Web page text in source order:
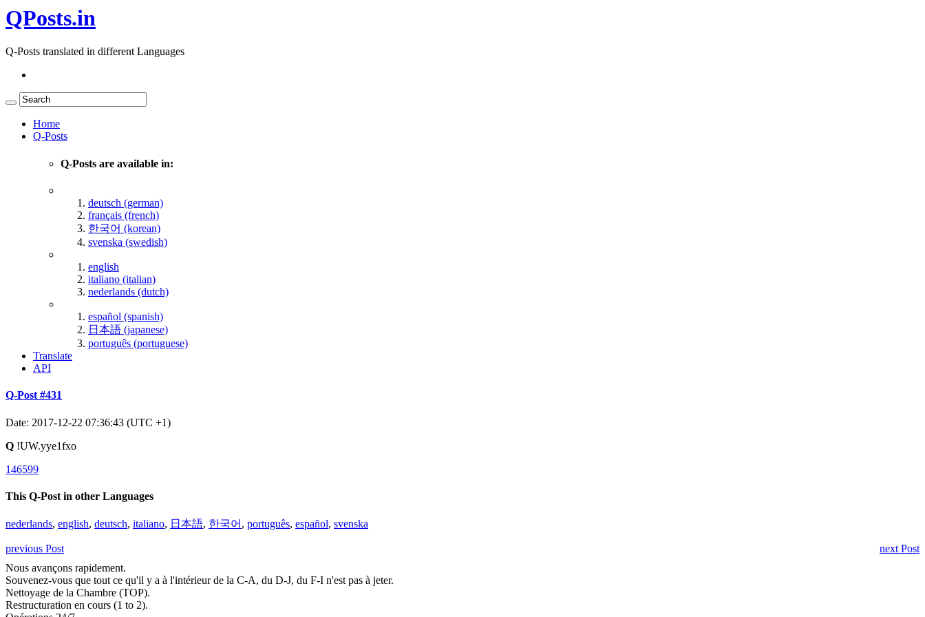
QPosts.in
Q-Posts translated in different Languages
Home
Q-Posts
Q-Posts are available in:
deutsch (german)
français (french)
한국어 (korean)
svenska (swedish)
english
italiano (italian)
nederlands (dutch)
español (spanish)
日本語 (japanese)
português (portuguese)
Translate
API
Q-Post #431
Date: 2017-12-22 07:36:43 (UTC +1)
Q !UW.yye1fxo
146599
This Q-Post in other Languages
nederlands, english, deutsch, italiano, 日本語, 한국어 , português, español, svenska
previous Post
next Post
Nous avançons rapidement.
Souvenez-vous que tout ce qu'il y a à l'intérieur de la C-A, du D-J, du F-I n'est pas à jeter.
Nettoyage de la Chambre (TOP).
Restructuration en cours (1 to 2).